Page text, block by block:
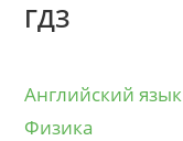
ГДЗ
Английский язык
Физика